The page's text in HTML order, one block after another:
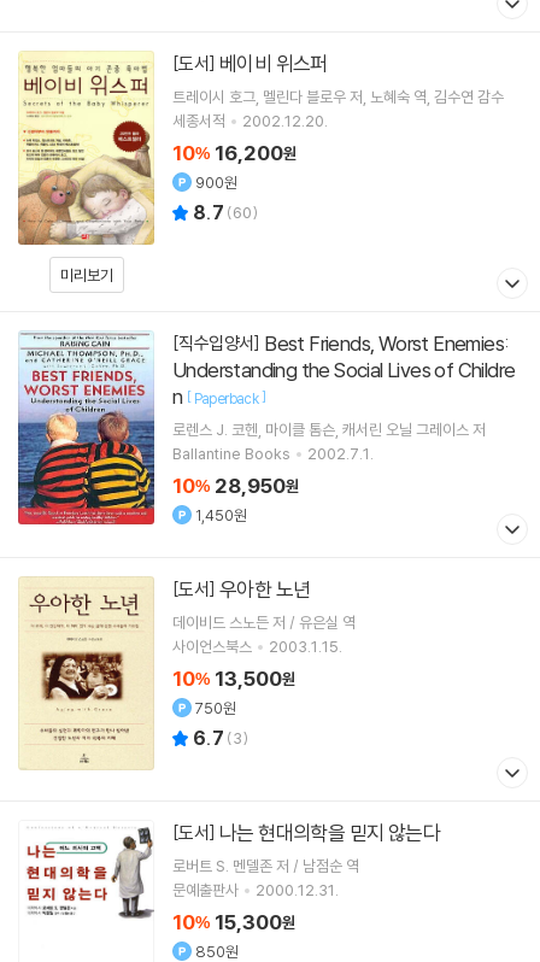
미리보기
[도서] 베이비 위스퍼
트레이시 호그 멜린다 블로우저 노혜숙 역 김수연 감수
세종서적
2002.12.20.
10% 16,200원
900원
8.7 (60)
[직수입양서]
Understanding the Social Lives of Childre
n [ Paperback]
로렌스 J. 코헨 마이클 톰슨 캐서린 오닐 그레이스 저
Ballantine Books
2002.7.1.
10% 28,950원
1,450원
[도서] 우아한 노년
데이비드 스노든 저 / 유은실 역
사이언스북스
2003.1.15.
10% 13,500원
750원
6.7 (3)
[도서] 나는 현대의학을 믿지 않는다
로버트 S. 멘델존 저 / 남점순 역
문예출판사
2000.12.31.
10% 15,300원
850원